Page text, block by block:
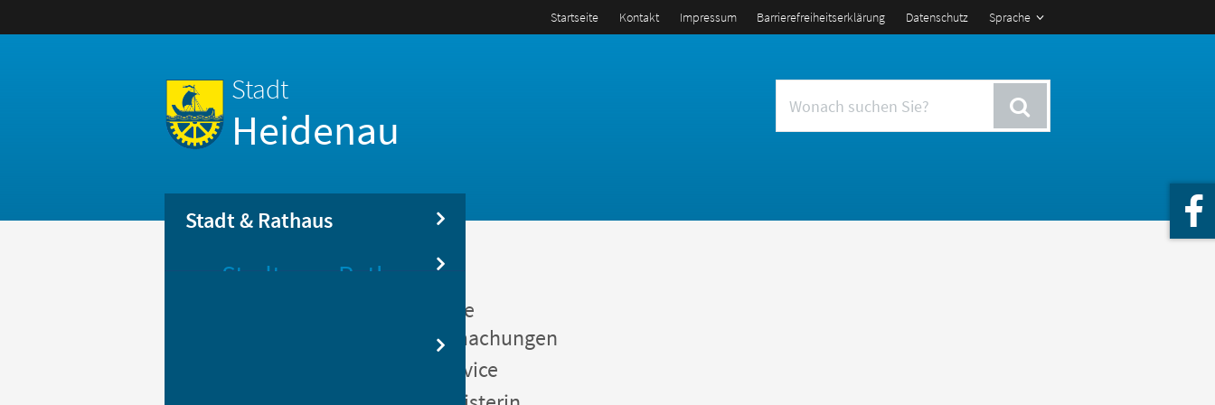
Sprache
Startseite Kontakt Impressum Barrierefreiheitserklärung Datenschutz
Stadt
Heidenau
Stadt & Rathaus
Stadt Rathaus
Öffentliche
Bekanntmachungen
Bürgerservice